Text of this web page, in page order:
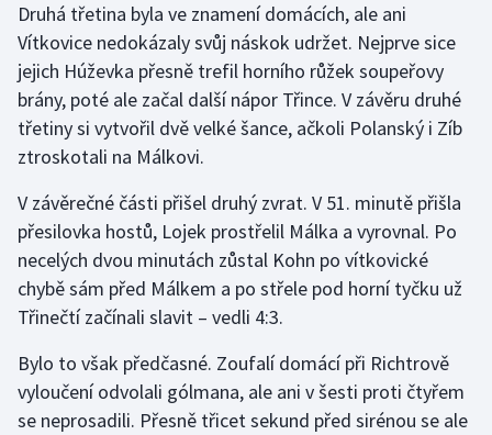
Plážový volejbal
Ragby
Rychlobruslení
Short track
Sportovní střelba
Triatlon
Druhá třetina byla ve znamení domácích, ale ani
Vítkovice nedokázaly svůj náskok udržet. Nejprve sice
jejich Húževka přesně trefil horního růžek soupeřovy
brány, poté ale začal další nápor Třince. V závěru druhé
třetiny si vytvořil dvě velké šance, ačkoli Polanský i Zíb
ztroskotali na Málkovi.
V závěrečné části přišel druhý zvrat. V 51. minutě přišla
přesilovka hostů, Lojek prostřelil Málka a vyrovnal. Po
necelých dvou minutách zůstal Kohn po vítkovické
chybě sám před Málkem a po střele pod horní tyčku už
Třinečtí začínali slavit – vedli 4:3.
Bylo to však předčasné. Zoufalí domácí při Richtrově
vyloučení odvolali gólmana, ale ani v šesti proti čtyřem
se neprosadili. Přesně třicet sekund před sirénou se ale